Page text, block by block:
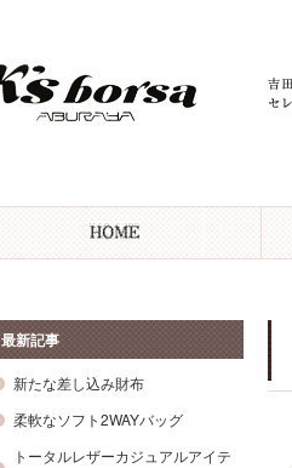
最新記事
新たな差し込み財布
柔軟なソフト2WAYバッグ
トータルレザーカジュアルアイテ